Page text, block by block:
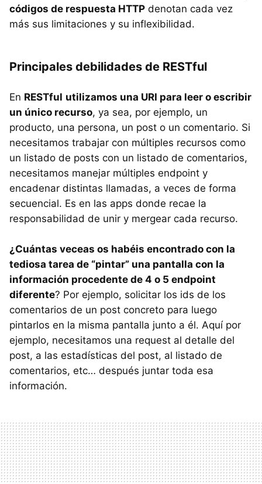
códigos de respuesta HTTP denotan cada vez
más sus limitaciones y su inflexibilidad.
Principales debilidades de RESTful
En RESTful utilizamos una URI para leer o escribir
un único recurso, ya sea, por ejemplo, un
producto, una persona, un post o un comentario. Si
necesitamos trabajar con múltiples recursos como
un listado de posts con un listado de comentarios,
necesitamos manejar múltiples endpoint y
encadenar distintas llamadas, a veces de forma
secuencial. Es en las apps donde recae la
responsabilidad de unir y mergear cada recurso.
¿Cuántas veceas os habéis encontrado con la
tediosa tarea de “pintar” una pantalla con la
información procedente de 4 o 5 endpoint
diferente? Por ejemplo, solicitar los ids de los
comentarios de un post concreto para luego
pintarlos en la misma pantalla junto a él. Aquí por
ejemplo, necesitamos una request al detalle del
post, a las estadísticas del post, al listado de
comentarios, etc… después juntar toda esa
información.